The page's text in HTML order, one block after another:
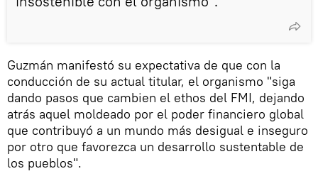
Guzmán manifestó su expectativa de que con la
conducción de su actual titular, el organismo "siga
dando pasos que cambien el ethos del FMI, dejando
atrás aquel moldeado por el poder financiero global
que contribuyó a un mundo más desigual e inseguro
por otro que favorezca un desarrollo sustentable de
los pueblos".